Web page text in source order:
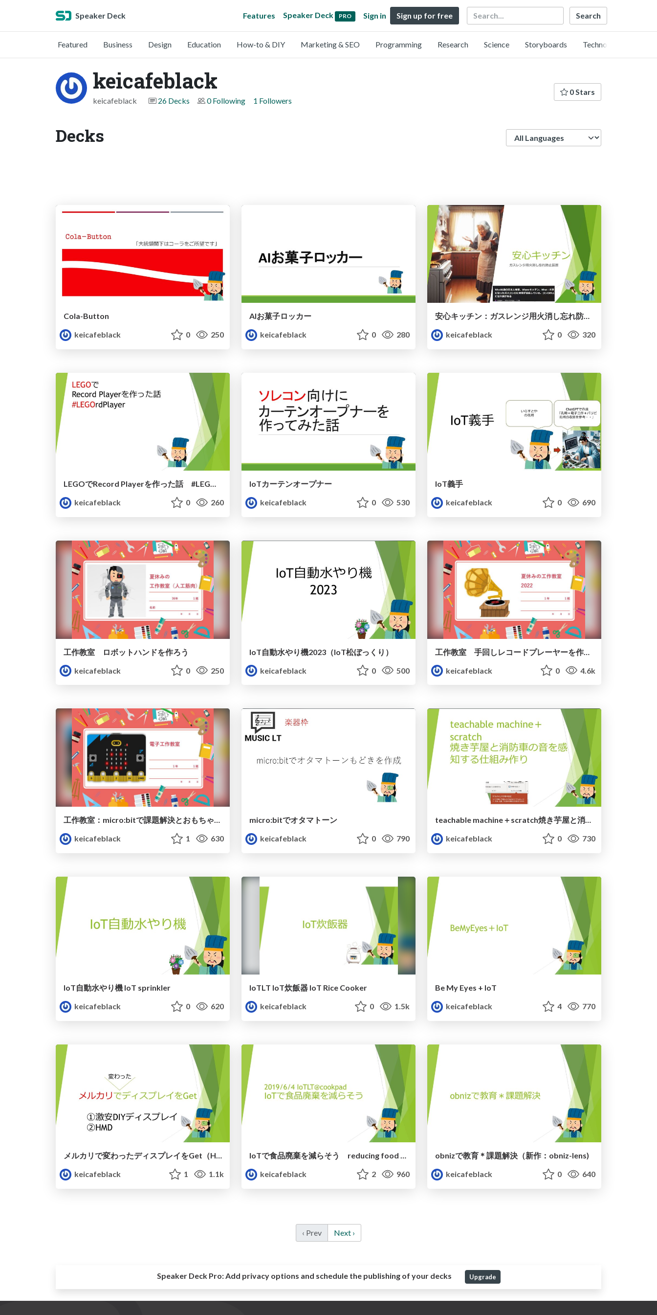
Speaker Deck Features Speaker Deck PRO Sign in Sign up for free Search
Featured Business Design Education How-to & DIY Marketing & SEO Programming Research Science Storyboards Technology
keicafeblack
keicafeblack 26 Decks 0 Following 1 Followers
0 Stars
Decks
Cola-Button
keicafeblack
0 250
AIお菓子ロッカー
keicafeblack
0 280
安心キッチン：ガスレンジ用火消し忘れ防止装置
keicafeblack
0 320
LEGOでRecord Playerを作った話 #LEGOrdPlayer
keicafeblack
0 260
IoTカーテンオープナー
keicafeblack
0 530
IoT義手
keicafeblack
0 690
工作教室 ロボットハンドを作ろう
keicafeblack
0 250
IoT自動水やり機2023（IoT松ぼっくり）
keicafeblack
0 500
keicafeblack
0 4.6k
keicafeblack
1 630
micro:bitでオタマトーン
keicafeblack
0 790
keicafeblack
0 730
IoT自動水やり機 IoT sprinkler
keicafeblack
0 620
IoTLT IoT炊飯器 IoT Rice Cooker
keicafeblack
0 1.5k
Be My Eyes + IoT
keicafeblack
4 770
メルカリで変わったディスプレイをGet（HMDもあるよ）
keicafeblack
1 1.1k
IoTで食品廃棄を減らそう reducing food waste with IoT
keicafeblack
2 960
obnizで教育＊課題解決（新作：obniz-lens)
keicafeblack
0 640
‹ Prev Next ›
Speaker Deck Pro:Add privacy options and schedule the publishing of your decks Upgrade